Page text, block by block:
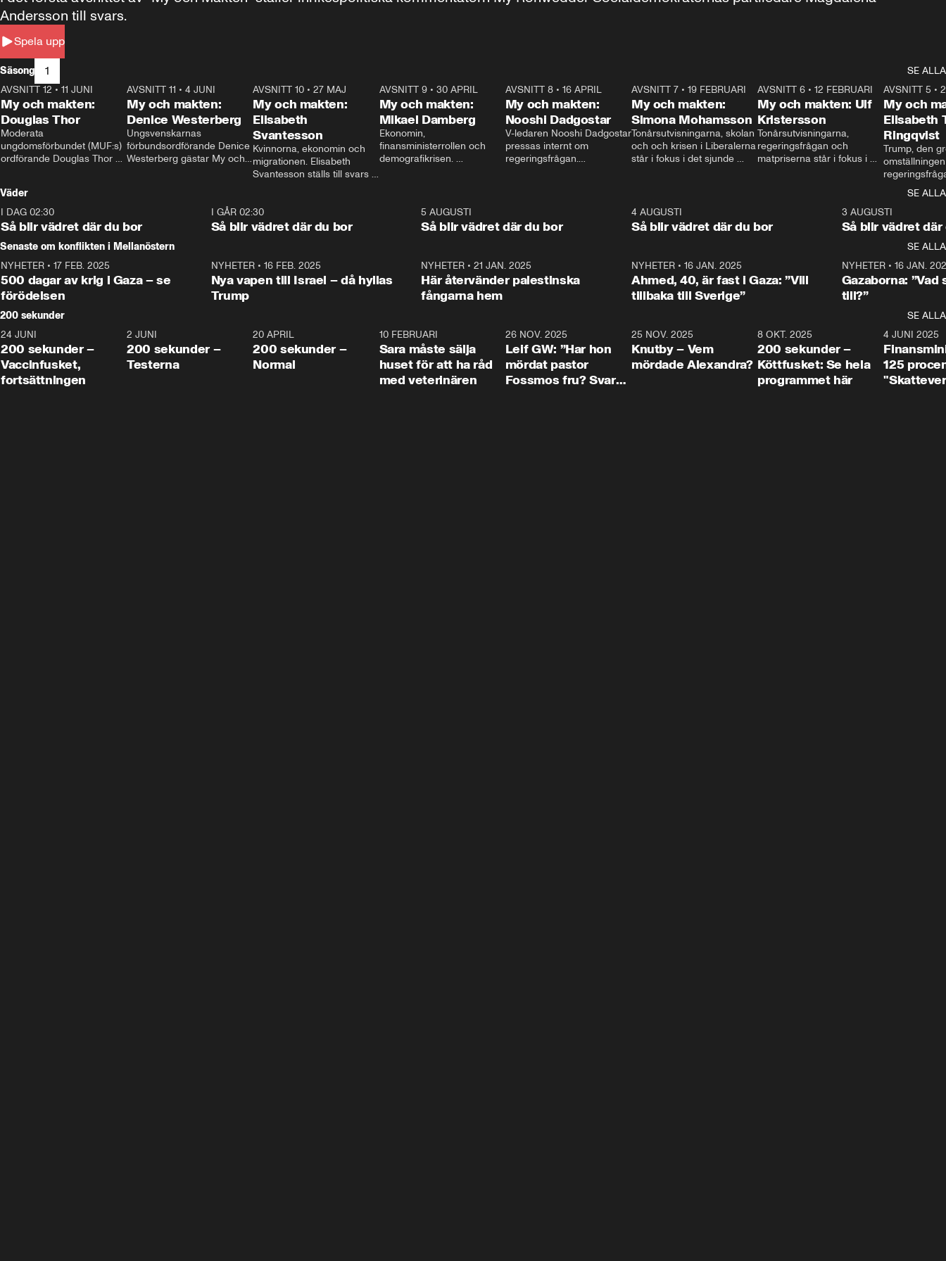
Spela upp
Andersson till svars.
Säsong 1
SE ALLA
26:27
AVSNITT 12 • 11 JUNI
My och makten:
Douglas Thor
Moderata
ungdomsförbundet (MUF:s)
ordförande Douglas Thor
tonårsutvisningarna och hur
Moderaterna ska locka
väljare till valet i höst.
23:40
AVSNITT 11 •4 JUNI
My och makten:
Denice Westerberg
Ungsvenskarnas
förbundsordförande Denice
Westerberg gästar My och
AVSNITT 10 •27 MAJ
My och makten:
Elisabeth
Svantesson
Kvinnorna, ekonomin och
migrationen. Elisabeth
Svantesson ställs till svars
AVSNITT 9• 30 APRIL
My och makten:
Mikael Damberg
Ekonomin,
finansministerrollen och
demografikrisen.
och Makten.
AVSNITT 8• 16 APRIL
My och makten:
Nooshi Dadgostar
V-ledaren Nooshi Dadgostar
pressas internt om
regeringsfrågan.
– Vi ställer upp i val. Ska vi
vara med så sitter vi förstås
24:30
AVSNITT 7• 19 FEBRUARI
My och makten:
Simona Mohamsson
Tonårsutvisningarna, skolan
och och krisen i Liberalerna
står i fokus i det sjunde
kommentator My
Rohwedder ställer
utbildnings- och
Mohamsson till svars.
27:30
AVSNITT 6 •12 FEBRUARI
My och makten: Ulf
Kristersson
Tonårsutvisningarna,
regeringsfrågan och
matpriserna står i fokus i
Rohwedder ställer
statsminister Ulf Kristersson
AVSNITT 5 •
My och
Elisabeth
Ringqvist
Trump, den
centrum i
avsnittet av
Makten”. Se
Aftonbladets
Rohwedder
Thand Ring
Väder
SE ALLA
I DAG 02:30
Så blir vädret där du bor
1:06
I GÅR 02:30
Så blir vädret där du bor
5 AUGUSTI
Så blir vädret där du bor
4 AUGUSTI
Så blir vädret där du bor
3 AUGUSTI
Så blir vädret där
Senaste om konflikten i Mellanöstern
SE ALLA
NYHETER • 17 FEB. 2025
500 dagar av krig i Gaza – se
förödelsen
NYHETER• 16 FEB. 2025
Nya vapen till Israel – då hyllas
Trump
NYHETER •21 JAN. 2025
Här återvänder palestinska
fångarna hem
NYHETER• 16 JAN. 2025
Ahmed, 40, är fast i Gaza: ”Vill
tillbaka till Sverige”
NYHETER• 16 JAN.
Gazaborna:
till?”
200 sekunder
SE ALLA
5:00
24 JUNI
200 sekunder –
Vaccinfusket,
fortsättningen
4:23
2 JUNI
200 sekunder –
Testerna
20 APRIL
200 sekunder –
Normal
10 FEBRUARI
Sara måste sälja
huset för att ha råd
med veterinären
26 NOV. 2025
Leif GW: ”Har hon
mördat pastor
Fossmos fru? Svar
31:05
25 NOV. 2025
Knutby – Vem
mördade Alexandra?
4:29
8 OKT. 2025
200 sekunder –
Köttfusket: Se hela
programmet här
4 JUNI 2025
125